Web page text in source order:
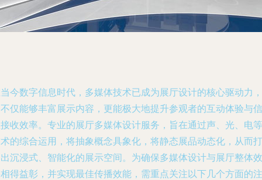
今数字信息时代，多媒体技术已成为展厅设计的核心驱动力，
仅能够丰富展示内容，更能极大地提升参观者的互动体验与信
收效率。专业的展厅多媒体设计服务，旨在通过声、光、电等
的综合运用，将抽象概念具象化，将静态展品动态化，从而打
沉浸式、智能化的展示空间。为确保多媒体设计与展厅整体效
得益彰，并实现最佳传播效能，需重点关注以下几个方面的注